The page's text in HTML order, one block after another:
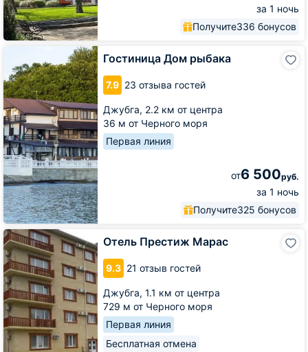
за 1 ночь
Получите336 бонусов
Гостиница Дом рыбака
7.9 23 отзыва гостей
Джубга, 2.2 км от центра
36 м от Черного моря
Первая линия
от6 500руб.
за 1 ночь
Получите325 бонусов
Дом
рыбака
Отель Престиж Марас
9.3 21 отзыв гостей
Джубга, 1.1 км от центра
729 м от Черного моря
Первая линия
Бесплатная отмена
Отель
Престиж
Марас